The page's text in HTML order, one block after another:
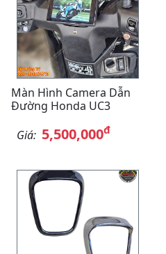
Màn Hình Camera Dẫn
Đường Honda UC3
Giá: 5,500,000đ